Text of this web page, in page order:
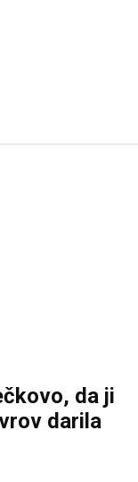
da ji
darila